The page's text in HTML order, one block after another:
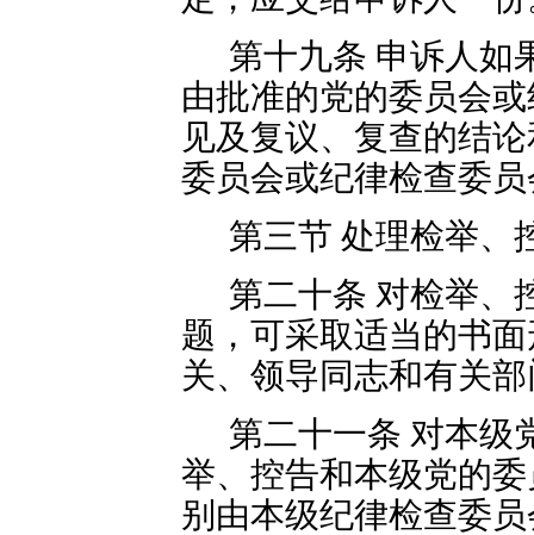
第十九条 申诉人如
由批准的党的委员会
见及复议、复查的结
委员会或纪律检查委
第三节 处理检举、
第二十条 对检举、
题，可采取适当的书
关、领导同志和有关
第二十一条 对本级
举、控告和本级党的
别由本级纪律检查委